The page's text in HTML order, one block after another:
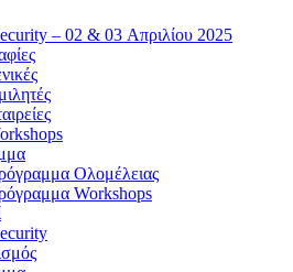
– 02 & 03 Απριλίου 2025
Ολομέλειας
Workshops